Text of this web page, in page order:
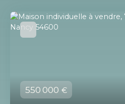
550 000 €